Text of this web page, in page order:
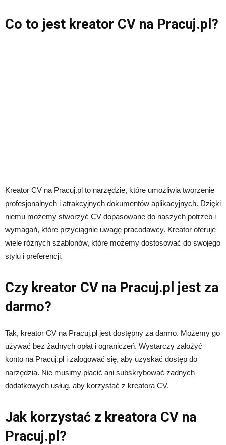
Co to jest kreator CV na Pracuj.pl?
Kreator CV na Pracuj.pl to narzędzie, które umożliwia tworzenie
profesjonalnych i atrakcyjnych dokumentów aplikacyjnych. Dzięki
niemu możemy stworzyć CV dopasowane do naszych potrzeb i
wymagań, które przyciągnie uwagę pracodawcy. Kreator oferuje
wiele różnych szablonów, które możemy dostosować do swojego
stylu i preferencji.
Czy kreator CV na Pracuj.pl jest za
darmo?
Tak, kreator CV na Pracuj.pl jest dostępny za darmo. Możemy go
używać bez żadnych opłat i ograniczeń. Wystarczy założyć
konto na Pracuj.pl i zalogować się, aby uzyskać dostęp do
narzędzia. Nie musimy płacić ani subskrybować żadnych
dodatkowych usług, aby korzystać z kreatora CV.
Jak korzystać z kreatora CV na
Pracuj.pl?